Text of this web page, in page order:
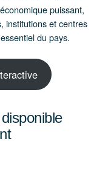
puissant,
institutions et centres
du pays.